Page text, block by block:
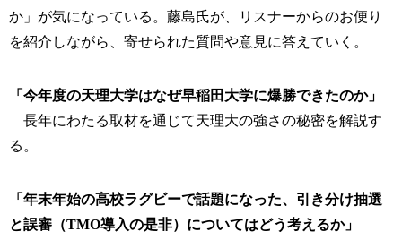
か」が気になっている。藤島氏が、リスナーからのお便り
を紹介しながら、寄せられた質問や意見に答えていく。
「今年度の天理大学はなぜ早稲田大学に爆勝できたのか」
長年にわたる取材を通じて天理大の強さの秘密を解説す
る。
「年末年始の高校ラグビーで話題になった、引き分け抽選
と誤審（TMO導入の是非）についてはどう考えるか」